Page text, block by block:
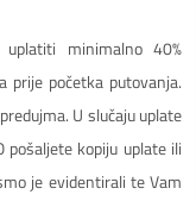
minimalno 40%
prije početka putovanja.
U slučaju uplate
pošaljete kopiju uplate ili
je evidentirali te Vam